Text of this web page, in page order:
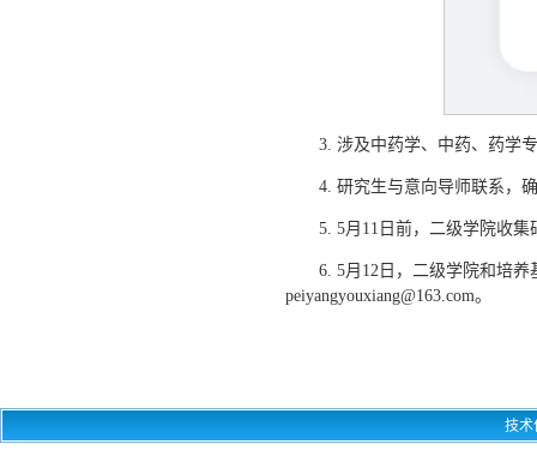
3. 涉及中药学、中药、药学
4. 研究生与意向导师联系，
5. 5月11日前，二级学院收
6. 5月12日，二级学院和培
peiyangyouxiang@163.com。
技术